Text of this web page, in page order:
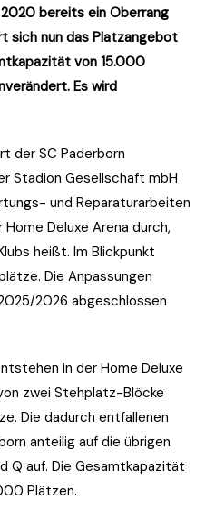
bereits ein Oberrang
sich nun das Platzangebot
von 15.000
Es wird
der SC Paderborn
Stadion Gesellschaft mbH
und Reparaturarbeiten
Deluxe Arena durch,
heißt. Im Blickpunkt
Die Anpassungen
2026 abgeschlossen
in der Home Deluxe
zwei Stehplatz-Blöcke
Die dadurch entfallenen
anteilig auf die übrigen
Q auf. Die Gesamtkapazität
Plätzen.